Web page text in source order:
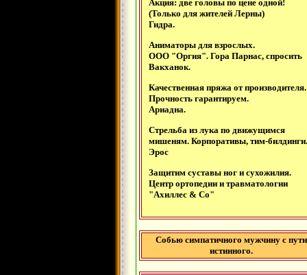
Акция: две головы по цене одной!
(Только для жителей Лерны)
Гидра.
Аниматоры для взрослых.
ООО "Оргия". Гора Парнас, спросить
Вакханок.
Качественная пряжа от производителя.
Прочность гарантируем.
Ариадна.
Стрельба из лука по движущимся
мишеням. Корпоративы, тим-билдинги.
Эрос
Защитим суставы ног и сухожилия.
Центр ортопедии и травматологии
"Ахиллес & Со"
Собью симпатичного мужчину с пути
истинного.